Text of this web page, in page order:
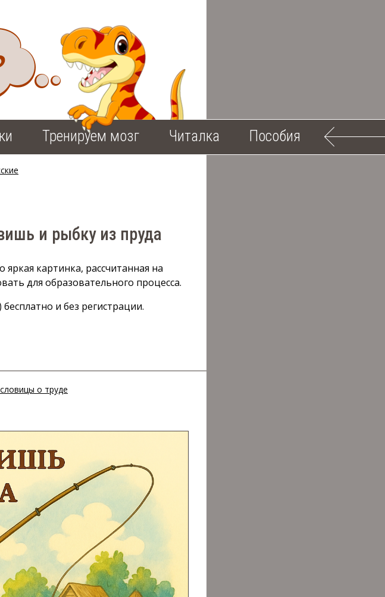
Тренируем мозг Читалка Пособия
и рыбку из пруда
яркая картинка, рассчитанная на
для образовательного процесса.
и без регистрации.
о труде